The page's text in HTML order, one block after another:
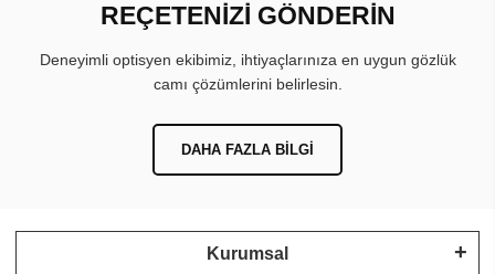
REÇETENİZİ GÖNDERİN
Deneyimli optisyen ekibimiz, ihtiyaçlarınıza en uygun gözlük
camı çözümlerini belirlesin.
DAHA FAZLA BILGI
Kurumsal